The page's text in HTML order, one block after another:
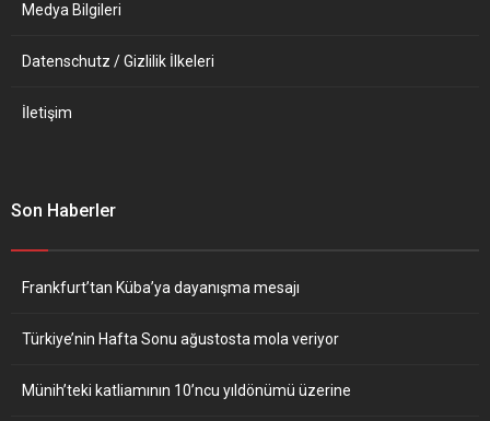
Medya Bilgileri
Datenschutz / Gizlilik İlkeleri
İletişim
Son Haberler
Frankfurt’tan Küba’ya dayanışma mesajı
Türkiye’nin Hafta Sonu ağustosta mola veriyor
Münih’teki katliamının 10’ncu yıldönümü üzerine